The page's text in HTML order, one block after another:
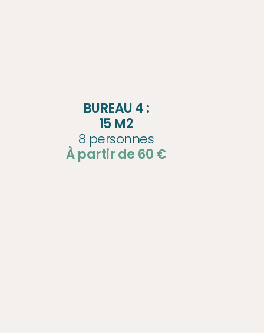
BUREAU 4 :
15 M2
8 personnes
À partir de 60 €